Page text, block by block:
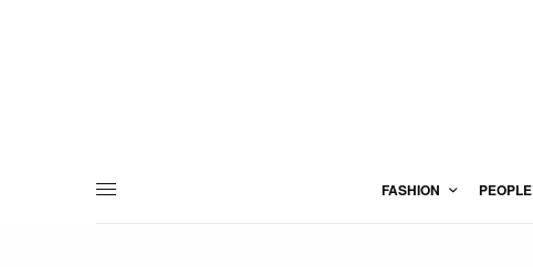
FASHION PEOPLE